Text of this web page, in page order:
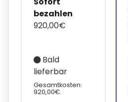
bezahlen
920,00€
Bald
lieferbar
Gesamtkosten:
920,00€.